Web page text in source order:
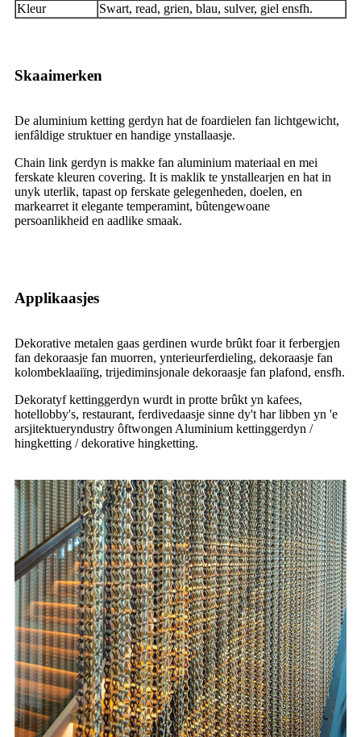
Kleur
Swart, read, grien, blau, sulver, giel ensfh.
Skaaimerken
De aluminium ketting gerdyn hat de foardielen fan lichtgewicht,
ienfâldige struktuer en handige ynstallaasje.
Chain link gerdyn is makke fan aluminium materiaal en mei
ferskate kleuren covering. It is maklik te ynstallearjen en hat in
unyk uterlik, tapast op ferskate gelegenheden, doelen, en
markearret it elegante temperamint, bûtengewoane
persoanlikheid en aadlike smaak.
Applikaasjes
Dekorative metalen gaas gerdinen wurde brûkt foar it ferbergjen
fan dekoraasje fan muorren, ynterieurferdieling, dekoraasje fan
kolombeklaaiïng, trijediminsjonale dekoraasje fan plafond, ensfh.
Dekoratyf kettinggerdyn wurdt in protte brûkt yn kafees,
hotellobby's, restaurant, ferdivedaasje sinne dy't har libben yn 'e
arsjitektueryndustry ôftwongen Aluminium kettinggerdyn /
hingketting / dekorative hingketting.